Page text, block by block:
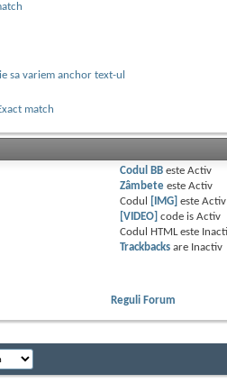
sa variem anchor text-ul
match
Codul BB esteActiv
Zâmbete esteActiv
Codul
[IMG] esteActiv
[VIDEO] code isActiv
Codul HTML este
Trackbacks are Inactiv
Reguli Forum